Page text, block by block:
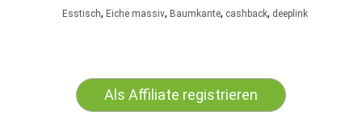
Esstisch, Eiche massiv, Baumkante, cashback, deeplink
Als Affiliate registrieren